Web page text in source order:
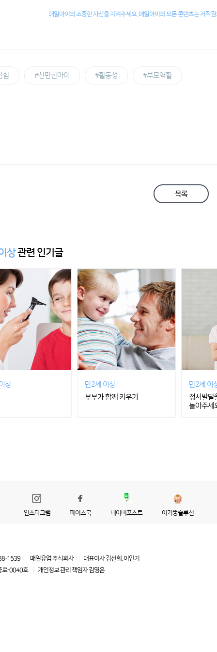
매일아이의 소중한 자산을 지켜주세요. 매일아이의 모든 콘텐츠는 저작
함 #산만한아이 #활동성 #부모역할
목록
상관련 인기글
상
만2세 이상
부부가 함께 키우기
만2세 이
정서발달
놀아주세
인스타그램 페이스북 네이버포스트 아기똥솔루션
1539 매일유업 주식회사
대표이사 김선희, 이인기
로-0040호
개인정보 관리 책임자김영은